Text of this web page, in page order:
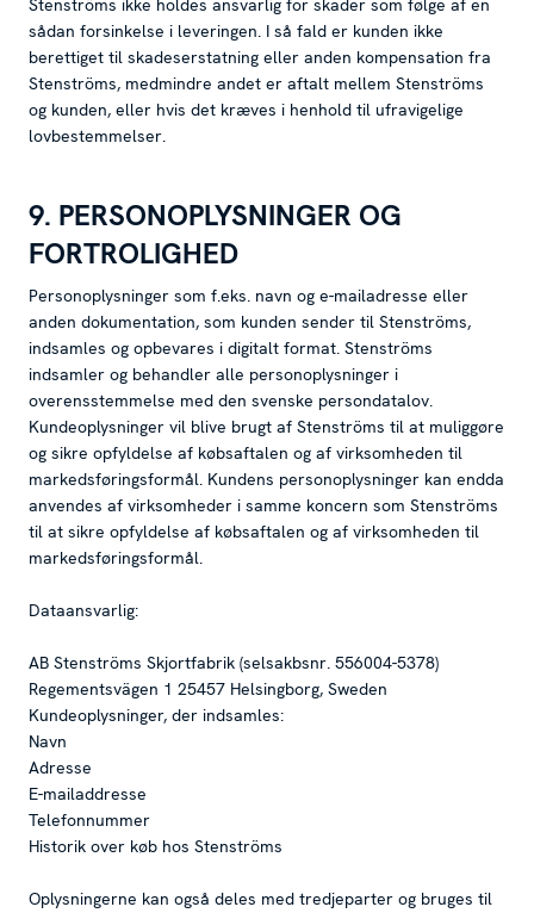
Stenströms ikke holdes ansvarlig for skader som følge af en
sådan forsinkelse i leveringen. I så fald er kunden ikke
berettiget til skadeserstatning eller anden kompensation fra
Stenströms, medmindre andet er aftalt mellem Stenströms
og kunden, eller hvis det kræves i henhold til ufravigelige
lovbestemmelser.
9. PERSONOPLYSNINGER OG
FORTROLIGHED
Personoplysninger som f.eks. navn og e-mailadresse eller
anden dokumentation, som kunden sender til Stenströms,
indsamles og opbevares i digitalt format. Stenströms
indsamler og behandler alle personoplysninger i
overensstemmelse med den svenske persondatalov.
Kundeoplysninger vil blive brugt af Stenströms til at muliggøre
og sikre opfyldelse af købsaftalen og af virksomheden til
markedsføringsformål. Kundens personoplysninger kan endda
anvendes af virksomheder i samme koncern som Stenströms
til at sikre opfyldelse af købsaftalen og af virksomheden til
markedsføringsformål.
Dataansvarlig:
AB Stenströms Skjortfabrik (selsakbsnr. 556004-5378)
Regementsvägen 1 25457 Helsingborg, Sweden
Kundeoplysninger, der indsamles:
Navn
Adresse
E-mailaddresse
Telefonnummer
Historik over køb hos Stenströms
Oplysningerne kan også deles med tredjeparter og bruges til